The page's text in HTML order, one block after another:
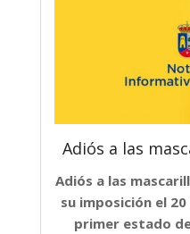
Adiós a las
Adiós a las
su imposición el
primer estado